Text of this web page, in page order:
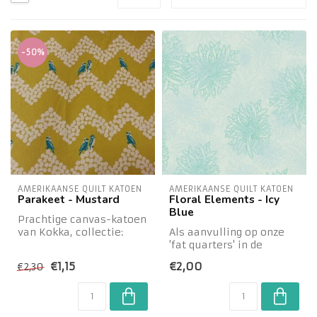
-50%
AMERIKAANSE QUILT KATOEN
Parakeet - Mustard
Prachtige canvas-katoen
van Kokka, collectie:
€2,30 €1,15
AMERIKAANSE QUILT KATOEN
Floral Elements - Icy
Blue
Als aanvulling op onze
'fat quarters' in de
basisstoffen ...
€2,00